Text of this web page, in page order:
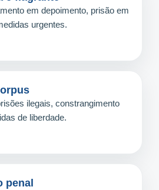
em depoimento, prisão em
urgentes.
ilegais, constrangimento
de liberdade.
penal